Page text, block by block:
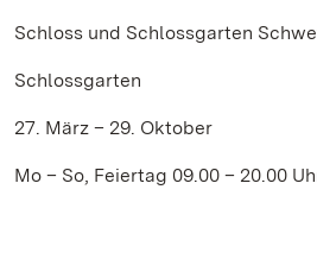
Schloss und Schlossgarten
Schlossgarten
27. März – 29. Oktober
Mo – So, Feiertag 09.00 – 20.00